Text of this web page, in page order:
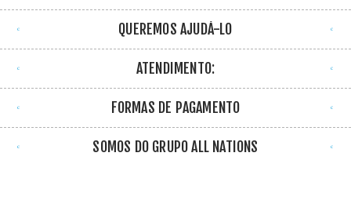
QUEREMOS AJUDÁ-LO
ATENDIMENTO:
FORMAS DE PAGAMENTO
SOMOS DO GRUPO ALL NATIONS